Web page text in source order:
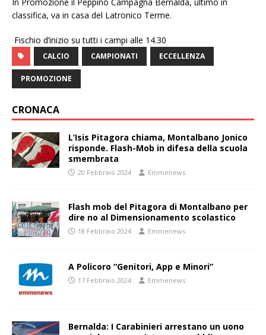
classifica, va in casa del Latronico Terme.
Fischio d’inizio su tutti i campi alle 14.30
CALCIO CAMPIONATI ECCELLENZA
PROMOZIONE
CRONACA
L’Isis Pitagora chiama, Montalbano Jonico
risponde. Flash-Mob in difesa della scuola
smembrata
20 Febbraio 2024 Emmenews
Flash mob del Pitagora di Montalbano per
dire no al Dimensionamento scolastico
18 Febbraio 2024 Emmenews
A Policoro “Genitori, App e Minori”
17 Febbraio 2024 Emmenews
Bernalda: I Carabinieri arrestano un uono